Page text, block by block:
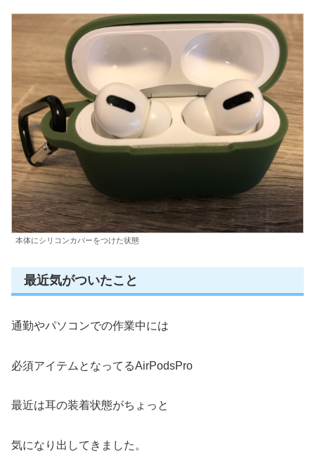
本体にシリコンカバーをつけた状態
最近気がついたこと
通勤やパソコンでの作業中には
必須アイテムとなってるAirPodsPro
最近は耳の装着状態がちょっと
気になり出してきました。